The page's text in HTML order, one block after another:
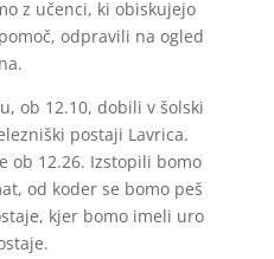
z učenci, ki obiskujejo
odpravili na ogled
ob 12.10, dobili v šolski
postaji Lavrica.
ob 12.26. Izstopili bomo
od koder se bomo peš
kjer bomo imeli uro